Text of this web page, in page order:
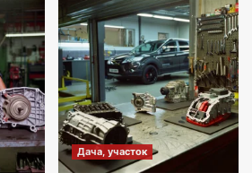
Дача, участок